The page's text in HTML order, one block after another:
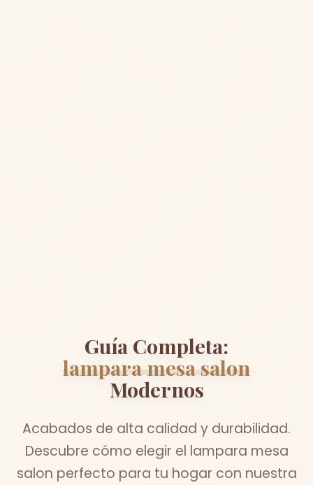
Guía Completa:
lampara mesa salon
Modernos
Acabados de alta calidad y durabilidad.
Descubre cómo elegir el lampara mesa
salon perfecto para tu hogar con nuestra